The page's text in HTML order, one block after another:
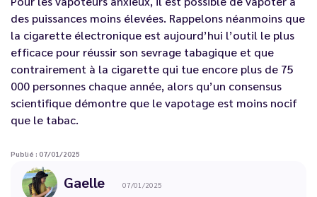
des puissances moins élevées. Rappelons néanmoins que
la cigarette électronique est aujourd’hui l’outil le plus
efficace pour réussir son sevrage tabagique et que
contrairement à la cigarette qui tue encore plus de 75
000 personnes chaque année, alors qu’un consensus
scientifique démontre que le vapotage est moins nocif
que le tabac.
Publié : 07/01/2025
Gaelle 07/01/2025